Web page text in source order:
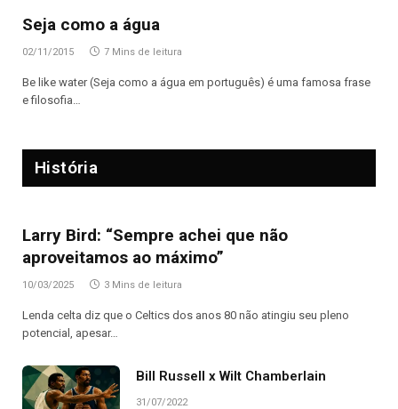
Seja como a água
02/11/2015 7 Mins de leitura
Be like water (Seja como a água em português) é uma famosa frase
e filosofia…
História
Larry Bird: “Sempre achei que não
aproveitamos ao máximo”
10/03/2025 3 Mins de leitura
Lenda celta diz que o Celtics dos anos 80 não atingiu seu pleno
potencial, apesar…
Bill Russell x Wilt Chamberlain
31/07/2022